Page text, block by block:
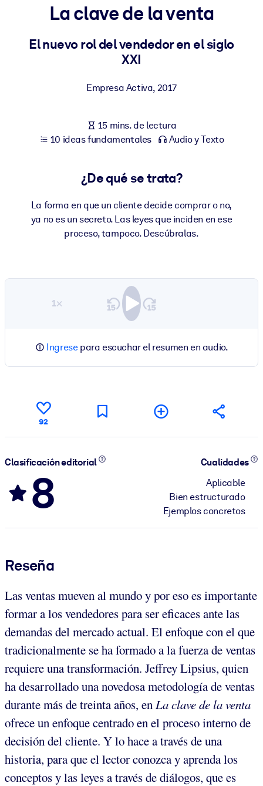
Para LMS/LXP
Integre conocimientos verificados y breves en su LMS/LXP para
Para bibliotecas corporativas
empresariales confiables y listos para usar.
estructurados para mejorar los resultados.
La clave de la venta
El nuevo rol del vendedor en el siglo
XXI
Empresa Activa, 2017
15 mins. de lectura
10 ideas fundamentales
Audio y Texto
¿De qué se trata?
La forma en que un cliente decide comprar o no,
ya no es un secreto. Las leyes que inciden en ese
proceso, tampoco. Descúbralas.
1×
Ingresepara escuchar el resumen en audio.
92
Clasificación editorial
8
Cualidades
Aplicable
Bien estructurado
Ejemplos concretos
Reseña
Las ventas mueven al mundo y por eso es importante
formar a los vendedores para ser eficaces ante las
demandas del mercado actual. El enfoque con el que
tradicionalmente se ha formado a la fuerza de ventas
requiere una transformación. Jeffrey Lipsius, quien
ha desarrollado una novedosa metodología de ventas
durante más de treinta años, en La clave de la venta
ofrece un enfoque centrado en el proceso interno de
decisión del cliente. Y lo hace a través de una
historia, para que el lector conozca y aprenda los
conceptos y las leyes a través de diálogos, que es